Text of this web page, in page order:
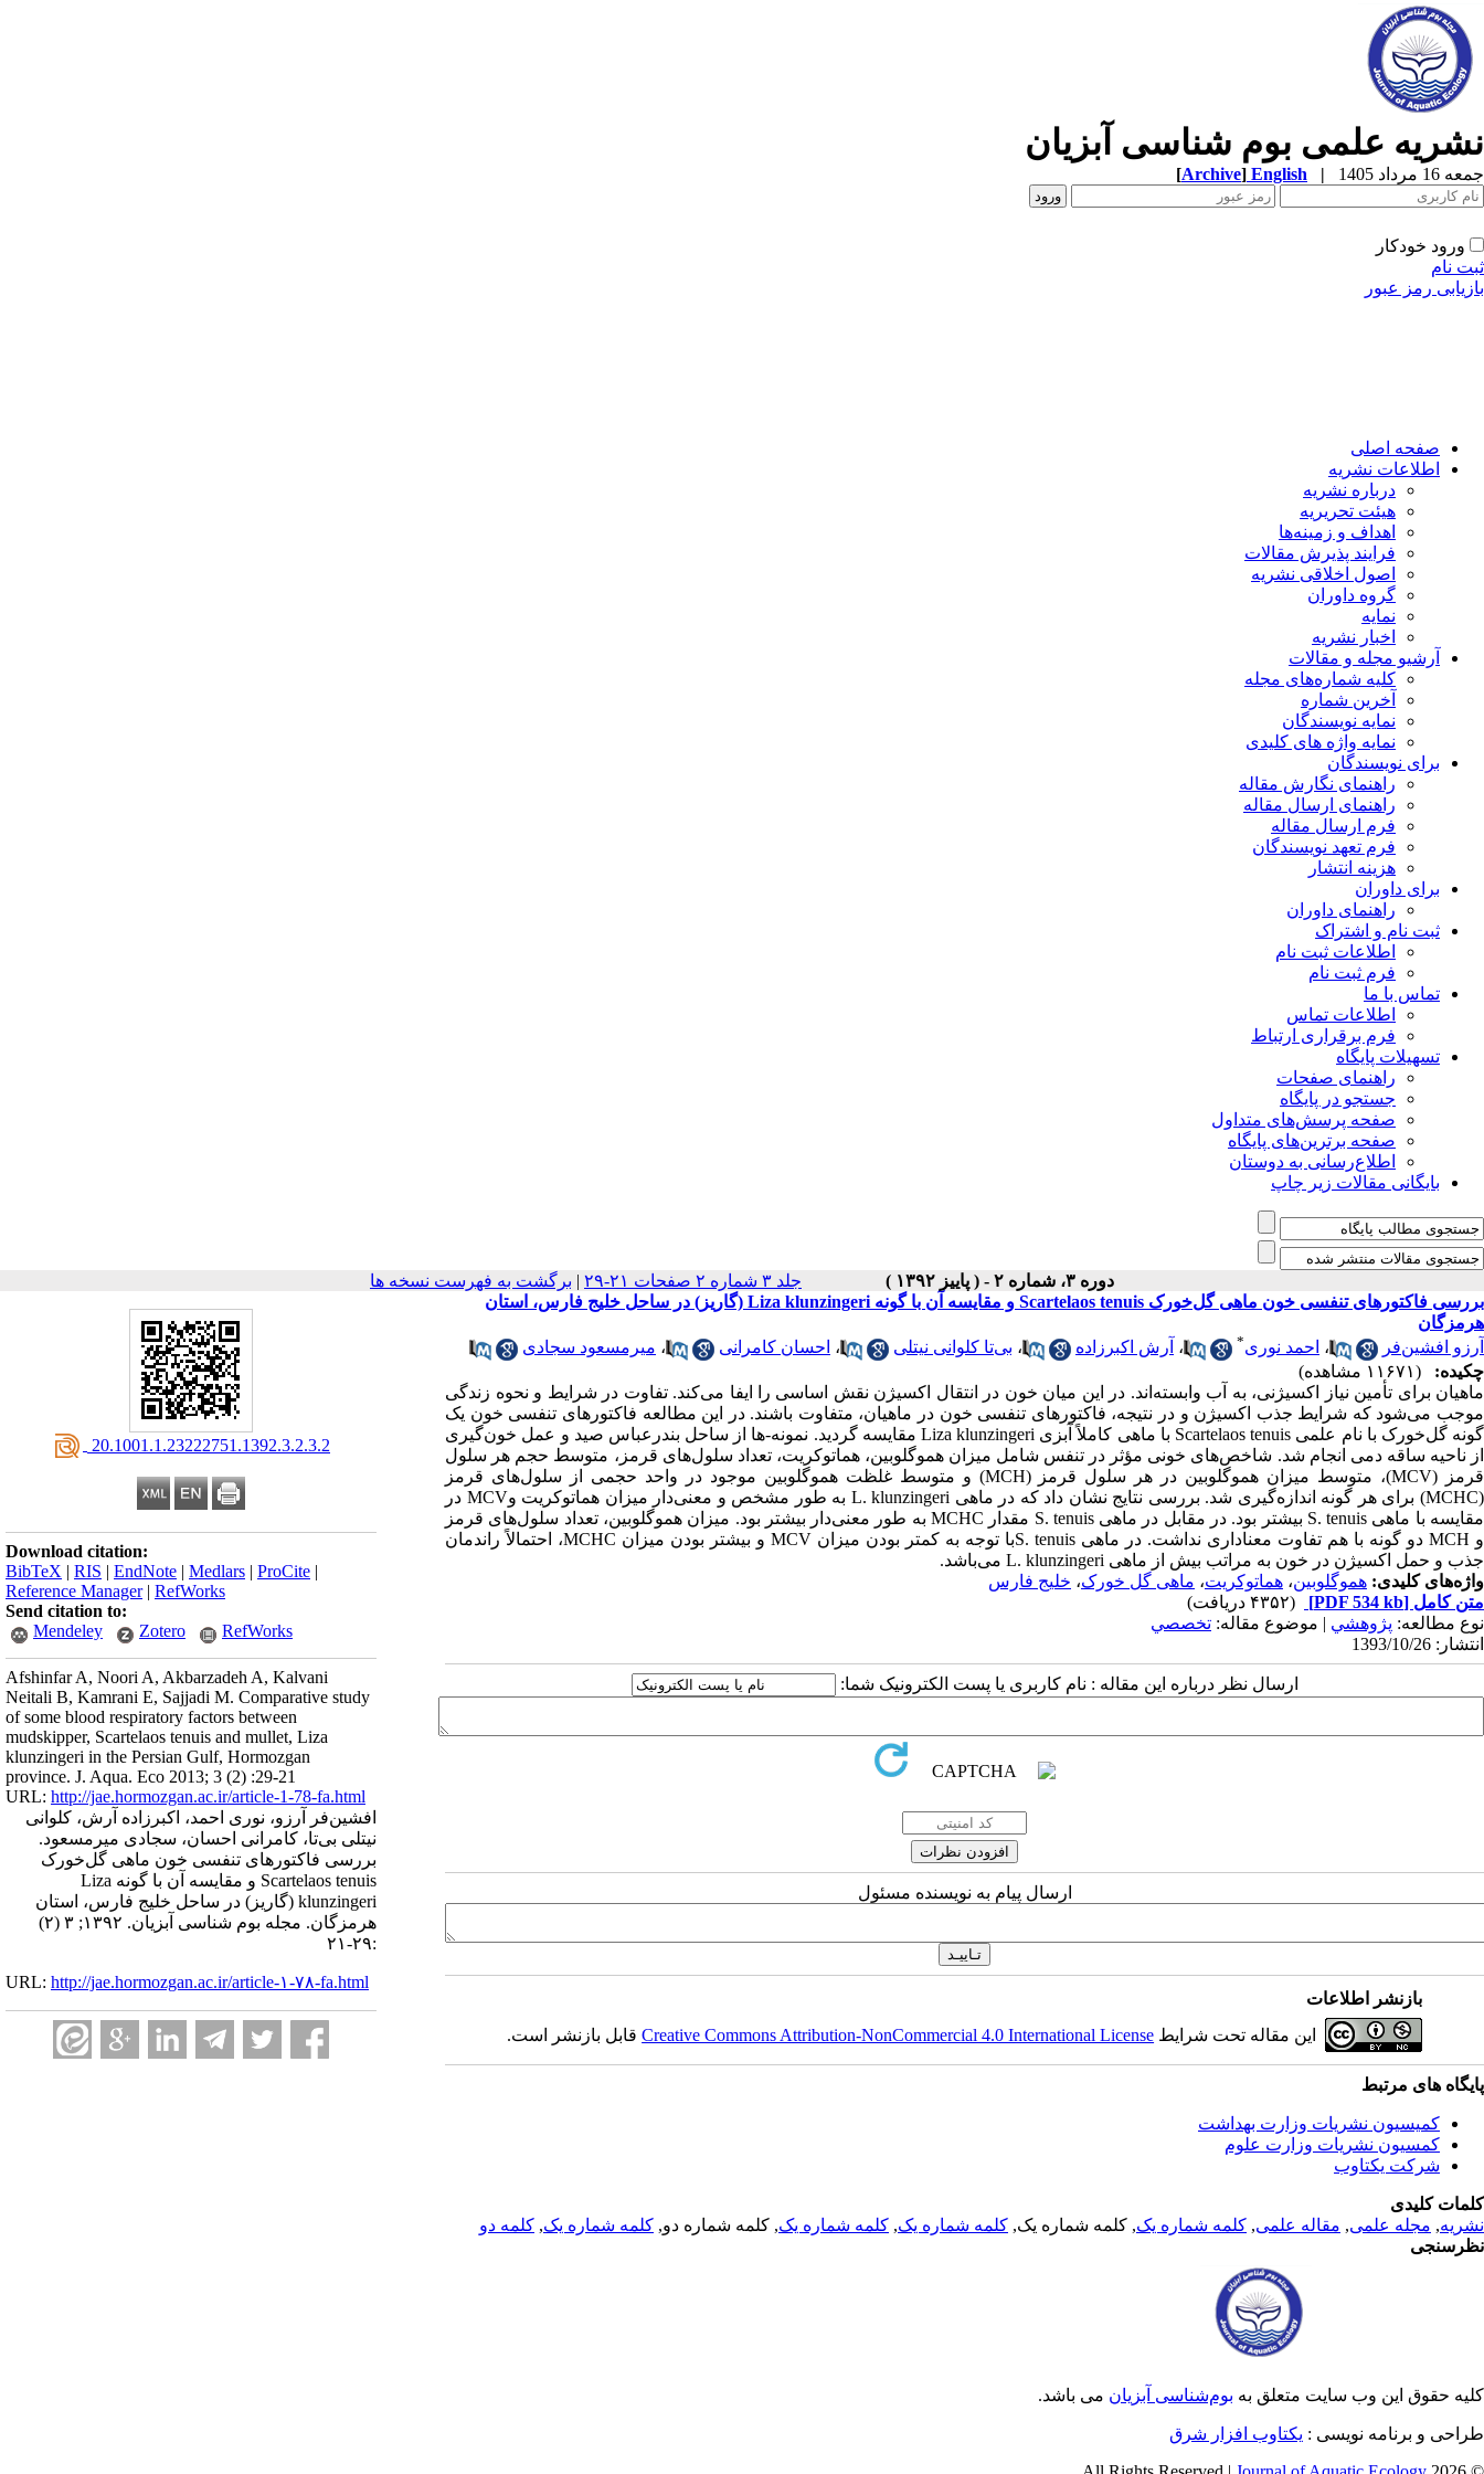
نشریه علمی بوم شناسی آبزیان
جمعه 16 مرداد 1405 |
English
[Archive]
ورود خودکار
ثبت نام
بازیابی رمز عبور
صفحه اصلی
اطلاعات نشریه
درباره نشریه
هیئت تحریریه
اهداف و زمینه‌ها
فرایند پذیرش مقالات
اصول اخلاقی نشریه
گروه داوران
نمایه
اخبار نشریه
آرشیو مجله و مقالات
کلیه شماره‌های مجله
آخرین شماره
نمایه نویسندگان
نمایه واژه های کلیدی
برای نویسندگان
راهنمای نگارش مقاله
راهنمای ارسال مقاله
فرم ارسال مقاله
فرم تعهد نویسندگان
هزینه انتشار
برای داوران
راهنمای داوران
ثبت نام و اشتراک
اطلاعات ثبت نام
فرم ثبت نام
تماس با ما
اطلاعات تماس
فرم برقراری ارتباط
تسهیلات پایگاه
راهنمای صفحات
جستجو در پایگاه
صفحه پرسش‌های متداول
صفحه برترین‌های پایگاه
اطلاع‌رسانی به دوستان
بایگانی مقالات زیر چاپ
دوره ۳، شماره ۲ - ( پاییز ۱۳۹۲ ) جلد ۳ شماره ۲ صفحات ۲۱-۲۹ | برگشت به فهرست نسخه ها
‎ 20.1001.1.23222751.1392.3.2.3.2
Download citation:
BibTeX | RIS | EndNote | Medlars | ProCite |
Reference Manager| RefWorks
Send citation to:
Mendeley
Zotero RefWorks
Afshinfar A, Noori A, Akbarzadeh A, Kalvani
Neitali B, Kamrani E, Sajjadi M. Comparative study
of some blood respiratory factors between
mudskipper, Scartelaos tenuis and mullet, Liza
klunzingeri in the Persian Gulf, Hormozgan
province. J. Aqua. Eco 2013; 3 (2) :29-21
URL: http://jae.hormozgan.ac.ir/article-1-78-fa.html
افشین‌فر آرزو، نوری احمد، اکبرزاده آرش، کلوانی
نیتلی بی‌تا، کامرانی احسان، سجادی میرمسعود.
بررسی فاکتورهای تنفسی خون ماهی گل‌خورک
Scartelaos tenuis و مقایسه آن با گونه Liza
klunzingeri (گاریز) در ساحل خلیج فارس، استان
هرمزگان. مجله بوم شناسی آبزیان. ۱۳۹۲; ۳ (۲)
:۲۹-۲۱
URL: http://jae.hormozgan.ac.ir/article-۱-۷۸-fa.html
بررسی فاکتورهای تنفسی خون ماهی گل‌خورک Scartelaos tenuis و مقایسه آن با گونه Liza klunzingeri (گاریز) در ساحل خلیج فارس، استان
هرمزگان
آرزو افشین‌فر
، احمد نوری* ، آرش اکبرزاده ، بی‌تا کلوانی نیتلی ، احسان کامرانی ، میرمسعود سجادی
چکیده:
(۱۱۶۷۱ مشاهده)
ماهیان برای تأمین نیاز اکسیژنی، به آب وابسته‌اند. در این میان خون در انتقال اکسیژن نقش اساسی را ایفا می‌کند. تفاوت در شرایط و نحوه زندگی
موجب می‌شود که شرایط جذب اکسیژن و در نتیجه، فاکتورهای تنفسی خون در ماهیان، متفاوت باشند. در این مطالعه فاکتورهای تنفسی خون یک
گونه گل‌خورک با نام علمی Scartelaos tenuis با ماهی کاملاً آبزی Liza klunzingeri مقایسه گردید. نمونه-ها از ساحل بندرعباس صید و عمل خون‌گیری
از ناحیه ساقه دمی انجام شد. شاخص‌های خونی مؤثر در تنفس شامل میزان هموگلوبین، هماتوکریت، تعداد سلول‌های قرمز، متوسط حجم هر سلول
قرمز (MCV)، متوسط میزان هموگلوبین در هر سلول قرمز (MCH) و متوسط غلظت هموگلوبین موجود در واحد حجمی از سلول‌های قرمز
(MCHC) برای هر گونه اندازه‌گیری شد. بررسی نتایج نشان داد که در ماهی L. klunzingeri به طور مشخص و معنی‌دار میزان هماتوکریت وMCV در
مقایسه با ماهی S. tenuis بیشتر بود. در مقابل در ماهی S. tenuis مقدار MCHC به طور معنی‌دار بیشتر بود. میزان هموگلوبین، تعداد سلول‌های قرمز
و MCH دو گونه با هم تفاوت معناداری نداشت. در ماهی S. tenuisبا توجه به کمتر بودن میزان MCV و بیشتر بودن میزان MCHC، احتمالاً راندمان
جذب و حمل اکسیژن در خون به مراتب بیش از ماهی L. klunzingeri می‌باشد.
واژه‌های کلیدی: هموگلوبین، هماتوکریت، ماهی گل خورک، خلیج فارس
متن کامل [PDF 534 kb]
(۴۳۵۲ دریافت)
نوع مطالعه: پژوهشي | موضوع مقاله: تخصصي
انتشار: 1393/10/26
ارسال نظر درباره این مقاله : نام کاربری یا پست الکترونیک شما:
ارسال پیام به نویسنده مسئول
بازنشر اطلاعات
این مقاله تحت شرایط Creative Commons Attribution-NonCommercial 4.0 International Licenseقابل بازنشر است.
پایگاه های مرتبط
کمیسیون نشریات وزارت بهداشت
کمسیون نشریات وزارت علوم
شرکت یکتاوب
کلمات کلیدی
نشریه, مجله علمی, مقاله علمی, کلمه شماره یک, کلمه شماره یک, کلمه شماره یک, کلمه شماره یک, کلمه شماره دو, کلمه شماره یک, کلمه دو
نظرسنجی
کلیه حقوق این وب سایت متعلق به بوم‌شناسی آبزیان می باشد.
طراحی و برنامه نویسی : یکتاوب افزار شرق